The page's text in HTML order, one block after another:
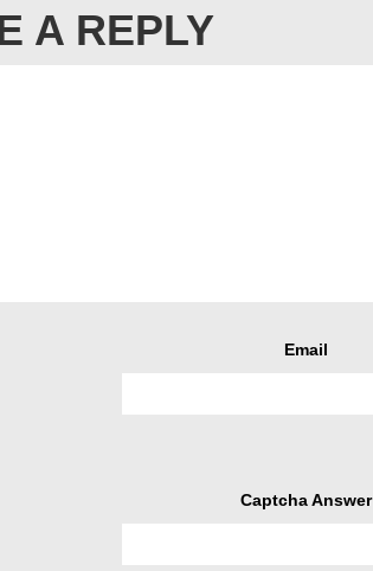
A REPLY
Email
Captcha Answer